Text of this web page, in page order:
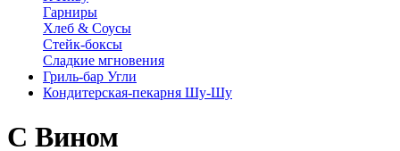
Гарниры
Хлеб & Соусы
Стейк-боксы
Сладкие мгновения
Гриль-бар Угли
Кондитерская-пекарня Шу-Шу
С Вином